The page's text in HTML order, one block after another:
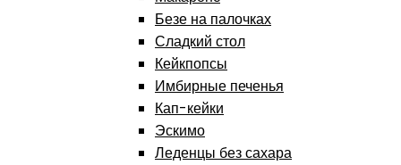
Безе на палочках
Сладкий стол
Кейкпопсы
Имбирные печенья
Кап-кейки
Эскимо
Леденцы без сахара